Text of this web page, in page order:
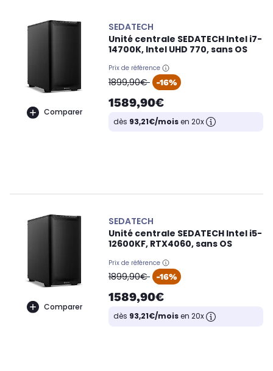
Comparer
SEDATECH
Unité centrale SEDATECH Intel i7-
14700K, Intel UHD 770, sans OS
Prix de référence
oldPrice
1899,90€ -16%
1589,90€
dès 93,21€/moisen 20x
Comparer
SEDATECH
Unité centrale SEDATECH Intel i5-
12600KF, RTX4060, sans OS
Prix de référence
oldPrice
1899,90€ -16%
1589,90€
dès 93,21€/moisen 20x